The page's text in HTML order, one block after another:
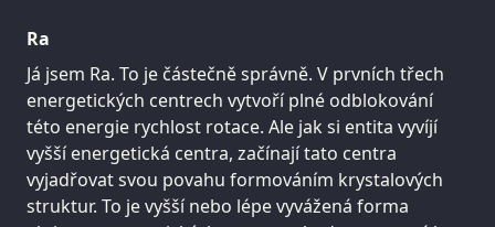
Ra
Já jsem Ra. To je částečně správně. V prvních třech
energetických centrech vytvoří plné odblokování
této energie rychlost rotace. Ale jak si entita vyvíjí
vyšší energetická centra, začínají tato centra
vyjadřovat svou povahu formováním krystalových
struktur. To je vyšší nebo lépe vyvážená forma